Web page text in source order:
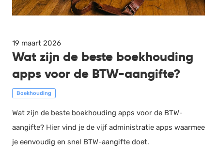
19 maart 2026
Wat zijn de beste boekhouding
apps voor de BTW-aangifte?
Boekhouding
Wat zijn de beste boekhouding apps voor de BTW-
aangifte? Hier vind je de vijf administratie apps waarmee
je eenvoudig en snel BTW-aangifte doet.